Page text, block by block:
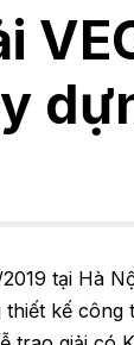
tại Hà
thiết kế công